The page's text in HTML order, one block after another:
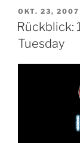
AM
OKT. 23, 2007
Rückblick:
Tuesday